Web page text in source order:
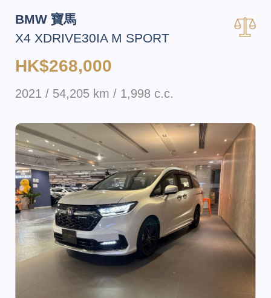
BMW 寶馬
X4 XDRIVE30IA M SPORT
HK$268,000
2021 / 54,205 km / 1,998 c.c.